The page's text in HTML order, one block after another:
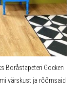
Boråstapeteri Gocken
värskust ja rõõmsaid